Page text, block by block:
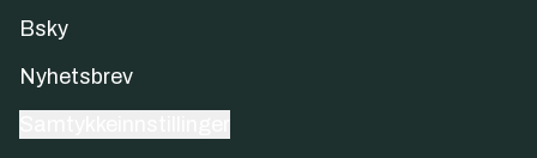
Bsky
Nyhetsbrev